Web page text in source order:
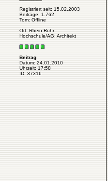
Registriert seit: 15.02.2003
Beiträge: 1.762
Tom: Offline
Ort: Rhein-Ruhr
Hochschule/AG: Architekt
Beitrag
Datum: 24.01.2010
Uhrzeit: 17:58
ID: 37316